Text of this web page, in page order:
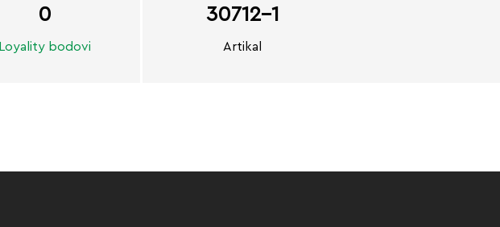
0
Loyality bodovi
30712-1
Artikal